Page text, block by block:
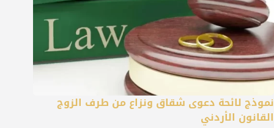
نموذج لائحة دعوى شقاق ونزاع من طرف الزوج
القانون الأردني